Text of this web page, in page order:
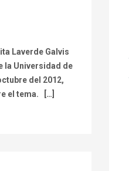
Laverde Galvis
la Universidad de
del 2012,
el tema. […]